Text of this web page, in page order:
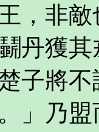
，非
丹獲
子將
」乃盟